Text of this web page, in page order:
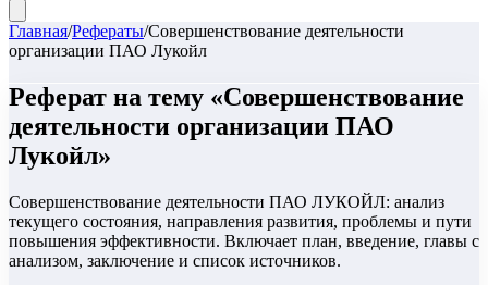
Главная/Рефераты/Совершенствование деятельности
организации ПАО Лукойл
Реферат на тему «Совершенствование
деятельности организации ПАО
Лукойл»
Совершенствование деятельности ПАО ЛУКОЙЛ: анализ
текущего состояния, направления развития, проблемы и пути
повышения эффективности. Включает план, введение, главы с
анализом, заключение и список источников.